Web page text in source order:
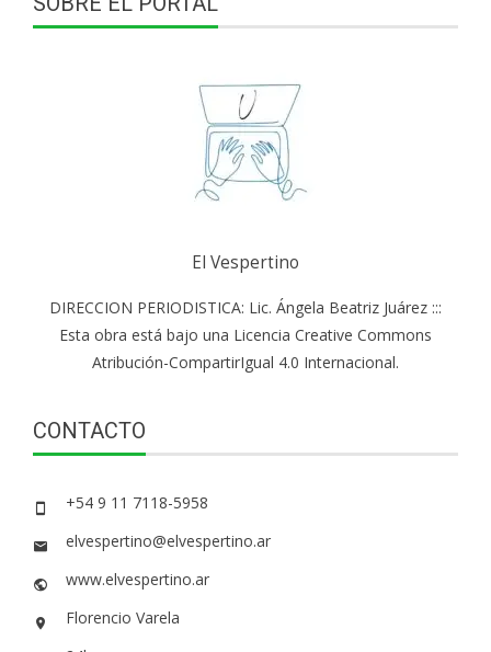
El Vespertino
DIRECCION PERIODISTICA: Lic. Ángela Beatriz Juárez :::
Esta obra está bajo una Licencia Creative Commons
Atribución-CompartirIgual 4.0 Internacional.
CONTACTO
+54 9 11 7118-5958
elvespertino@elvespertino.ar
www.elvespertino.ar
Florencio Varela